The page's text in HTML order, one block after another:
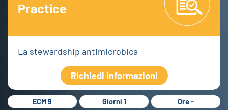
Practice
La stewardship antimicrobica
Richiedi informazioni
ECM 9 Giorni 1 Ore -